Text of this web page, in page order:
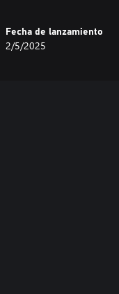
Fecha de lanzamiento
2/5/2025